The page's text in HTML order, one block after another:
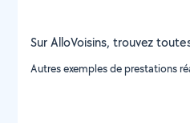
Sur AlloVoisins, trouvez
Autres exemples de prestations